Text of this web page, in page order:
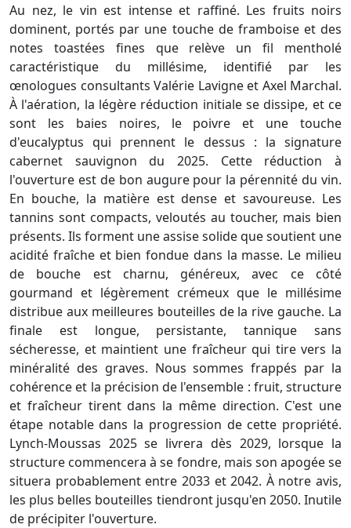
Au nez, le vin est intense et raffiné. Les fruits noirs
dominent, portés par une touche de framboise et des
notes toastées fines que relève un fil mentholé
caractéristique du millésime, identifié par les
œnologues consultants Valérie Lavigne et Axel Marchal.
À l'aération, la légère réduction initiale se dissipe, et ce
sont les baies noires, le poivre et une touche
d'eucalyptus qui prennent le dessus : la signature
cabernet sauvignon du 2025. Cette réduction à
l'ouverture est de bon augure pour la pérennité du vin.
En bouche, la matière est dense et savoureuse. Les
tannins sont compacts, veloutés au toucher, mais bien
présents. Ils forment une assise solide que soutient une
acidité fraîche et bien fondue dans la masse. Le milieu
de bouche est charnu, généreux, avec ce côté
gourmand et légèrement crémeux que le millésime
distribue aux meilleures bouteilles de la rive gauche. La
finale est longue, persistante, tannique sans
sécheresse, et maintient une fraîcheur qui tire vers la
minéralité des graves. Nous sommes frappés par la
cohérence et la précision de l'ensemble : fruit, structure
et fraîcheur tirent dans la même direction. C'est une
étape notable dans la progression de cette propriété.
Lynch-Moussas 2025 se livrera dès 2029, lorsque la
structure commencera à se fondre, mais son apogée se
situera probablement entre 2033 et 2042. À notre avis,
les plus belles bouteilles tiendront jusqu'en 2050. Inutile
de précipiter l'ouverture.